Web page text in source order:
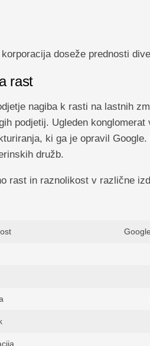
doseže prednosti
rast
nagiba k rasti na lastnih
podjetij. Ugleden
ki ga je opravil
družb.
rast in raznolikost v različne